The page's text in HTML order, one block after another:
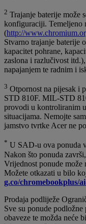
2 Trajanje baterije može
konfiguraciji. Temeljeno
(http://
Stvarno trajanje baterije
kapacitet pohrane,
zaslona i razlučivost
napajanjem te radnim i
3 Otpornost na pijesak i
STD 810F. MIL-STD
provodi u kontroliranim
situacijama. Nemojte
jamstvo tvrtke Acer ne
* U SAD-u ova ponuda
Nakon što ponuda
Vrijednost ponude
Možete otkazati u bilo
g.co/chromebookplus/
Prodaja podliježe
Sve su ponude
obaveze te možda neće